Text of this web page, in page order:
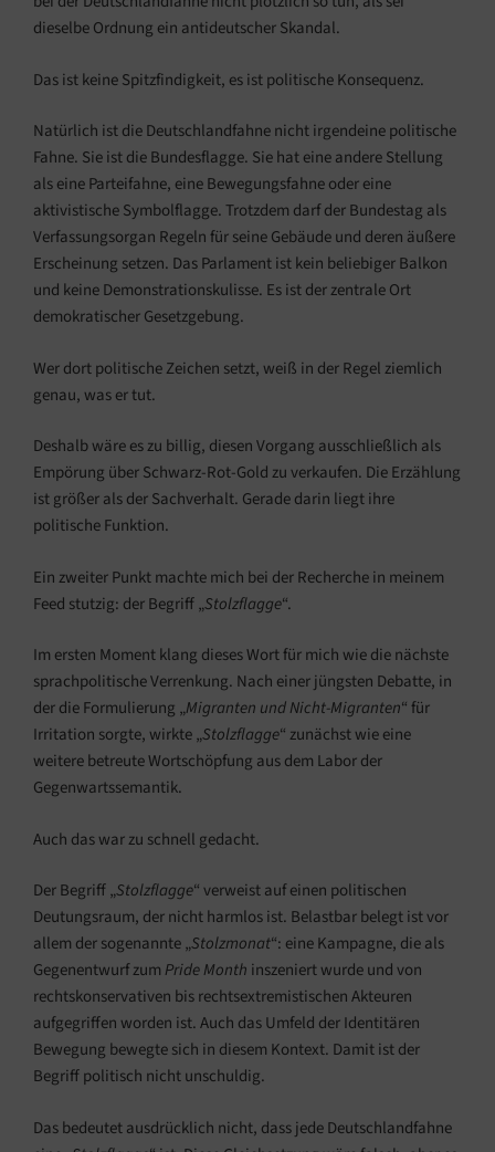
dieselbe Ordnung ein antideutscher Skandal.
Das ist keine Spitzfindigkeit, es ist politische Konsequenz.
Natürlich ist die Deutschlandfahne nicht irgendeine politische
Fahne. Sie ist die Bundesflagge. Sie hat eine andere Stellung
als eine Parteifahne, eine Bewegungsfahne oder eine
aktivistische Symbolflagge. Trotzdem darf der Bundestag als
Verfassungsorgan Regeln für seine Gebäude und deren äußere
Erscheinung setzen. Das Parlament ist kein beliebiger Balkon
und keine Demonstrationskulisse. Es ist der zentrale Ort
demokratischer Gesetzgebung.
Wer dort politische Zeichen setzt, weiß in der Regel ziemlich
genau, was er tut.
Deshalb wäre es zu billig, diesen Vorgang ausschließlich als
Empörung über Schwarz-Rot-Gold zu verkaufen. Die Erzählung
ist größer als der Sachverhalt. Gerade darin liegt ihre
politische Funktion.
Ein zweiter Punkt machte mich bei der Recherche in meinem
Feed stutzig: der Begriff „Stolzflagge“.
Im ersten Moment klang dieses Wort für mich wie die nächste
sprachpolitische Verrenkung. Nach einer jüngsten Debatte, in
der die Formulierung „Migranten und Nicht-Migranten“ für
Irritation sorgte, wirkte „Stolzflagge“ zunächst wie eine
weitere betreute Wortschöpfung aus dem Labor der
Gegenwartssemantik.
Auch das war zu schnell gedacht.
Der Begriff „Stolzflagge“ verweist auf einen politischen
Deutungsraum, der nicht harmlos ist. Belastbar belegt ist vor
allem der sogenannte „Stolzmonat“: eine Kampagne, die als
Gegenentwurf zum Pride Month inszeniert wurde und von
rechtskonservativen bis rechtsextremistischen Akteuren
aufgegriffen worden ist. Auch das Umfeld der Identitären
Bewegung bewegte sich in diesem Kontext. Damit ist der
Begriff politisch nicht unschuldig.
Das bedeutet ausdrücklich nicht, dass jede Deutschlandfahne